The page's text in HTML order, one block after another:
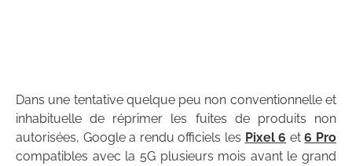
Dans une tentative quelque peu non conventionnelle et
inhabituelle de réprimer les fuites de produits non
autorisées, Google a rendu officiels les Pixel 6 et6 Pro
compatibles avec la 5G plusieurs mois avant le grand